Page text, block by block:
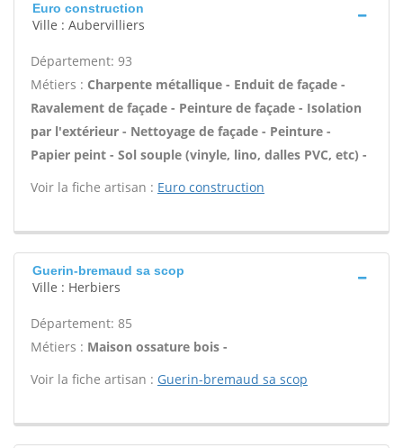
Euro construction
Ville : Aubervilliers
Département: 93
Métiers : Charpente métallique - Enduit de façade -
Ravalement de façade - Peinture de façade - Isolation
par l'extérieur - Nettoyage de façade - Peinture -
Papier peint - Sol souple (vinyle, lino, dalles PVC, etc) -
Voir la fiche artisan : Euro construction
Guerin-bremaud sa scop
Ville : Herbiers
Département: 85
Métiers : Maison ossature bois -
Voir la fiche artisan : Guerin-bremaud sa scop